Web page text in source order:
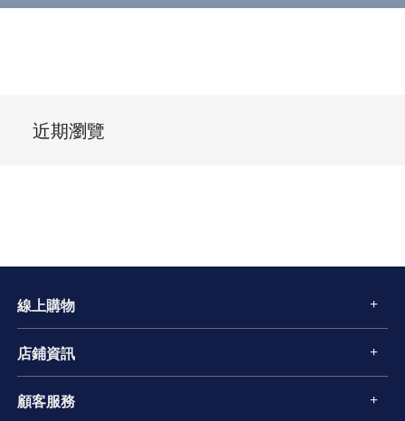
近期瀏覽
線上購物
店鋪資訊
顧客服務